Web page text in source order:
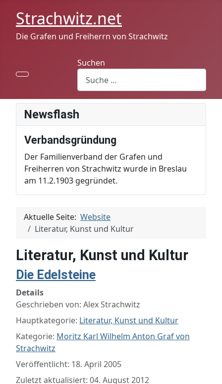
Strachwitz.net
Die Grafen und Freiherrn von Strachwitz
Suchen
Newsflash
Verbandsgründung
Der Familienverband der Grafen und
Freiherren von Strachwitz wurde in Breslau
am 11.2.1903 gegründet.
Aktuelle Seite: Website
Literatur, Kunst und Kultur
Literatur, Kunst und Kultur
Die Edelsteine
Details
Geschrieben von: Alex Strachwitz
Hauptkategorie: Literatur, Kunst und Kultur
Kategorie: Moritz Karl Wilhelm Anton Graf von
Strachwitz
Veröffentlicht: 18. April 2005
Zuletzt aktualisiert: 04. August 2012